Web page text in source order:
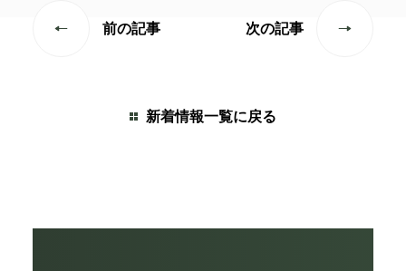
前の記事
新着情報一覧に戻る
次の記事